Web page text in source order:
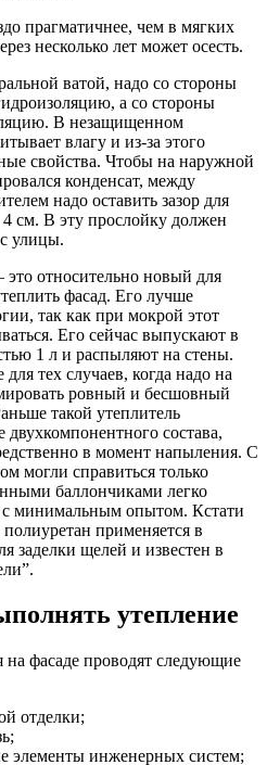
прагматичнее, чем в мягких
несколько лет может осесть.
ватой, надо со стороны
а со стороны
В незащищенном
влагу и из-за этого
свойства. Чтобы на наружной
конденсат, между
надо оставить зазор для
см. В эту прослойку должен
улицы.
относительно новый для
фасад. Его лучше
так как при мокрой этот
Его сейчас выпускают в
1 л и распыляют на стены.
тех случаев, когда надо на
ровный и бесшовный
такой утеплитель
двухкомпонентного состава,
в момент напыления. С
могли справиться только
баллончиками легко
минимальным опытом. Кстати
применяется в
заделки щелей и известен в
утепление
фасаде проводят следующие
отделки;
элементы инженерных систем;